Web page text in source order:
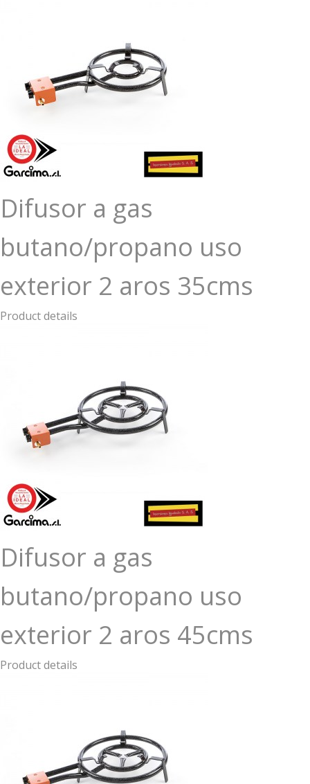
Difusor a gas
butano/propano uso
exterior 2 aros 35cms
Product details
Difusor a gas
butano/propano uso
exterior 2 aros 45cms
Product details